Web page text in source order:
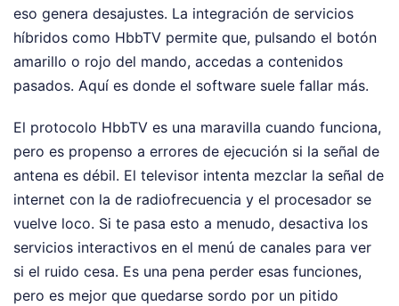
eso genera desajustes. La integración de servicios
híbridos como HbbTV permite que, pulsando el botón
amarillo o rojo del mando, accedas a contenidos
pasados. Aquí es donde el software suele fallar más.
El protocolo HbbTV es una maravilla cuando funciona,
pero es propenso a errores de ejecución si la señal de
antena es débil. El televisor intenta mezclar la señal de
internet con la de radiofrecuencia y el procesador se
vuelve loco. Si te pasa esto a menudo, desactiva los
servicios interactivos en el menú de canales para ver
si el ruido cesa. Es una pena perder esas funciones,
pero es mejor que quedarse sordo por un pitido